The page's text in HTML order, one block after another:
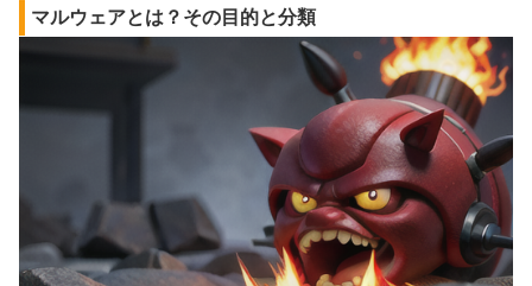
マルウェアとは？その目的と分類